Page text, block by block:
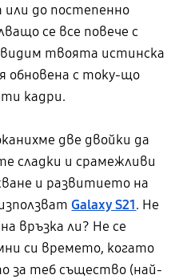
или до постепенно
се все повече с
твоята истинска
обновена с току-що
кадри.
две двойки да
сладки и срамежливи
и развитието на
Galaxy S21. Не
връзка ли? Не се
си времето, когато
за теб същество (най-